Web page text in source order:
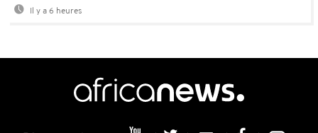
Il y a 6 heures